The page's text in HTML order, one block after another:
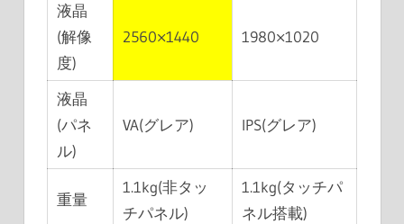
液晶
(解像
度)
2560×1440 1980×1020
液晶
(パネ
ル)
VA(グレア) IPS(グレア)
重量
1.1kg(非タッ
チパネル)
1.1kg(タッチパ
ネル搭載)